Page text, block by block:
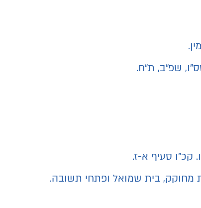
שפ"ב, ת"ח.
קכ"ו סעיף א-ז.
מחוקק, בית שמואל ופתחי תשובה.